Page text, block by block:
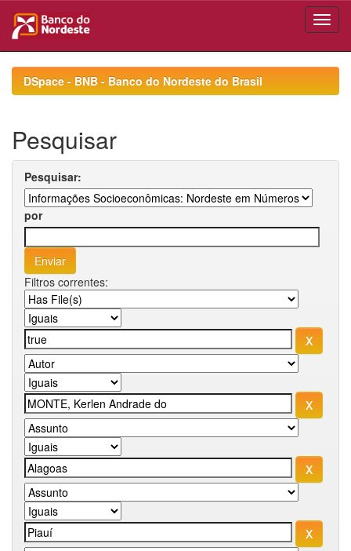
navigationDSpace - BNB - Banco do Nordeste do Brasil
Pesquisar
Pesquisar:
por
Filtros correntes: